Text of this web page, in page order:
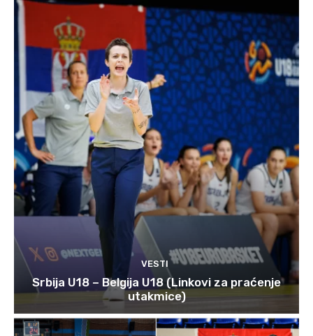
VESTI
Srbija U18 – Belgija U18 (Linkovi za praćenje
utakmice)